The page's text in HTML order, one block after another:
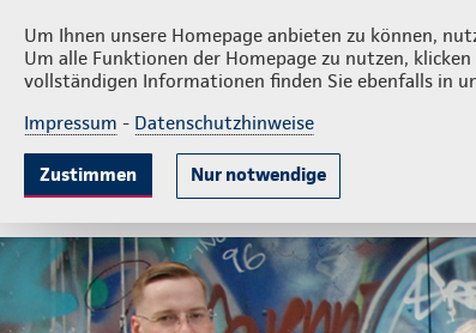
Um Ihnen unsere Homepage anbieten zu können,
Um alle Funktionen der Homepage zu nutzen,
vollständigen Informationen finden Sie ebenfalls in
Impressum - Datenschutzhinweise
Zustimmen Nur notwendige
RNS Sörensen Assekuranzkontor
Krankenversicherung